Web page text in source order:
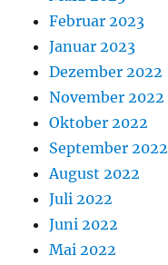
Februar 2023
Januar 2023
Dezember 2022
November 2022
Oktober 2022
September 2022
August 2022
Juli 2022
Juni 2022
Mai 2022